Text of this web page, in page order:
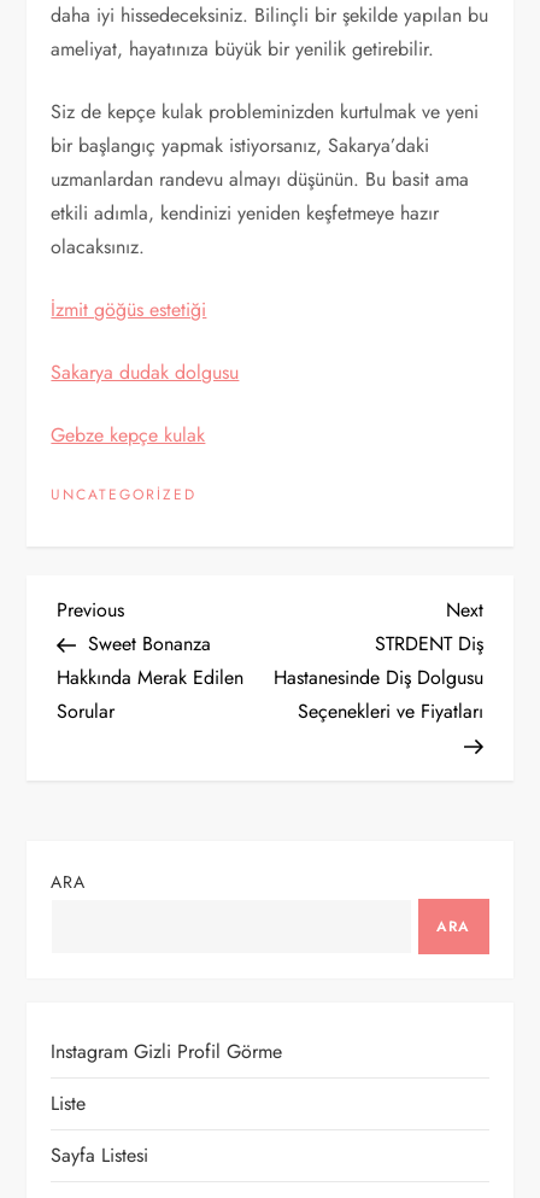
daha iyi hissedeceksiniz. Bilinçli bir şekilde yapılan bu
ameliyat, hayatınıza büyük bir yenilik getirebilir.
Siz de kepçe kulak probleminizden kurtulmak ve yeni
bir başlangıç yapmak istiyorsanız, Sakarya’daki
uzmanlardan randevu almayı düşünün. Bu basit ama
etkili adımla, kendinizi yeniden keşfetmeye hazır
olacaksınız.
İzmit göğüs estetiği
Sakarya dudak dolgusu
Gebze kepçe kulak
UNCATEGORIZED
Y
a
z
e
n
m
Previous
Post
Previous
Sweet Bonanza
Hakkında Merak Edilen
Sorular
Next
Post
Next
STRDENT Diş
Hastanesinde Diş Dolgusu
Seçenekleri ve Fiyatları
ARA
ARA
Instagram Gizli Profil Görme
Liste
Sayfa Listesi